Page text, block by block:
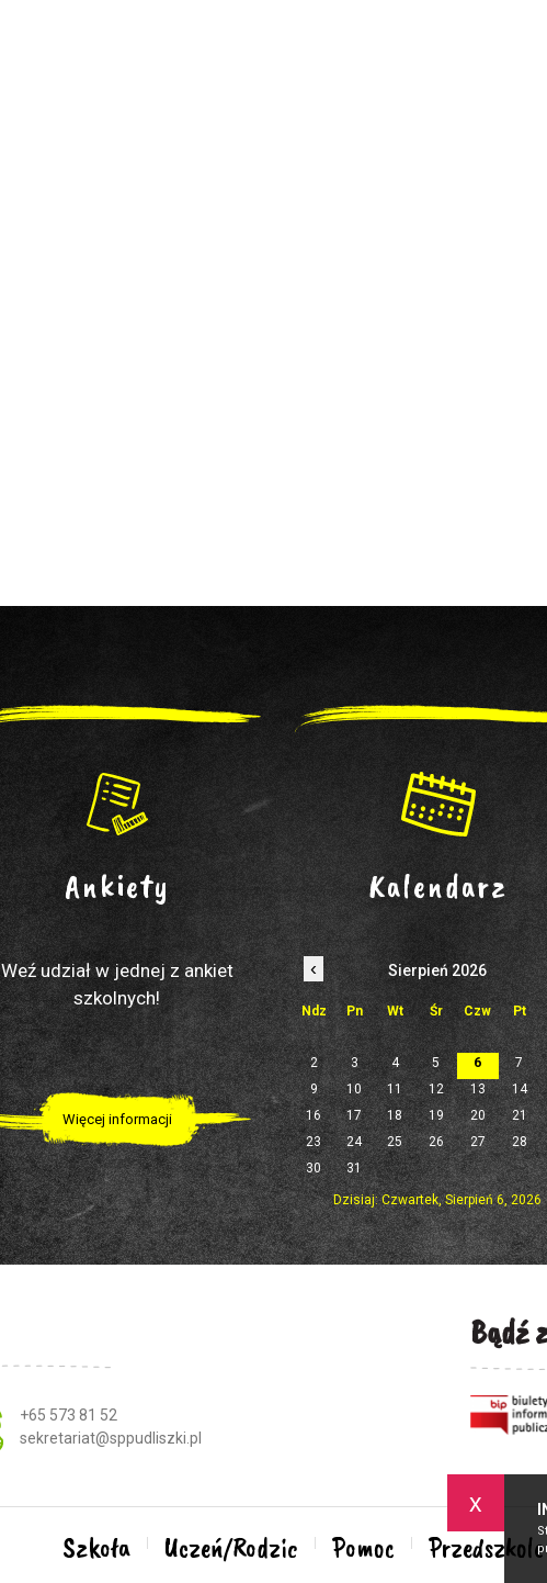
x
Ankiety
Weź udział w jednej z ankiet
szkolnych!
Więcej informacji
Kalendarz
‹ Sierpień 2026
Ndz Pn Wt Śr Czw Pt
2
3 4 5 6 7
9
10 11 12 13 14
16
17 18 19 20 21
23
24 25 26 27 28
30
31
Dzisiaj: Czwartek, Sierpień 6, 2026
+65 573 81 52
sekretariat@sppudliszki.pl
Bądź
Szkoła Uczeń/Rodzic Pomoc Przedszkole